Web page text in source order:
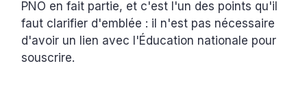
PNO en fait partie, et c'est l'un des points qu'il
faut clarifier d'emblée : il n'est pas nécessaire
d'avoir un lien avec l'Éducation nationale pour
souscrire.